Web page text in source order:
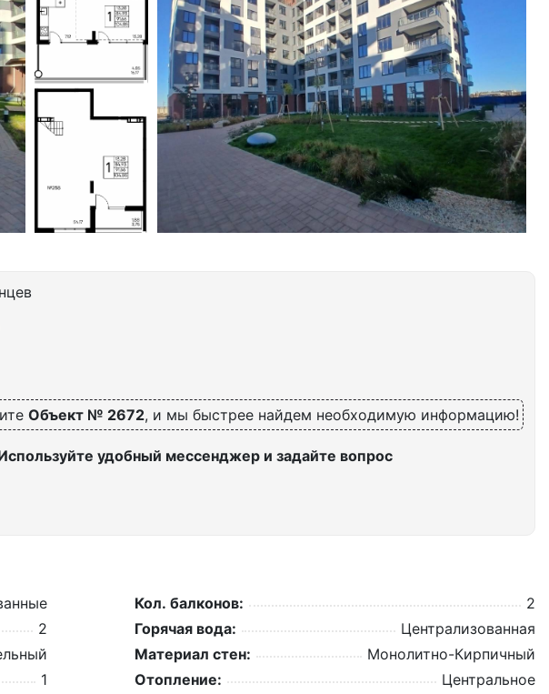
Объект № 2672, и мы быстрее найдем необходимую информацию!
удобный мессенджер и задайте вопрос
2
1
Кол. балконов:
2
Горячая вода:
Централизованная
Материал стен:
Монолитно-Кирпичный
Отопление:
Центральное